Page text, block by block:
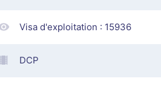
Visa d'exploitation : 15936
DCP